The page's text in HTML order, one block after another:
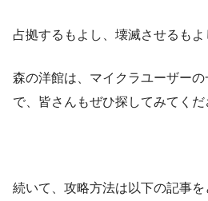
占拠するもよし、壊滅させるもよ
森の洋館は、マイクラユーザー
で、皆さんもぜひ探してみてくだ
続いて、攻略方法は以下の記事を